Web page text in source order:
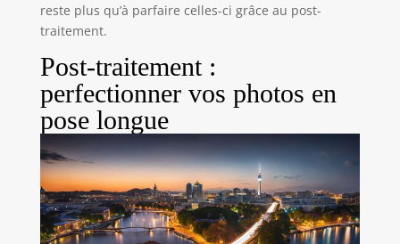
reste plus qu’à parfaire celles-ci grâce au post-
traitement.
Post-traitement :
perfectionner vos photos en
pose longue